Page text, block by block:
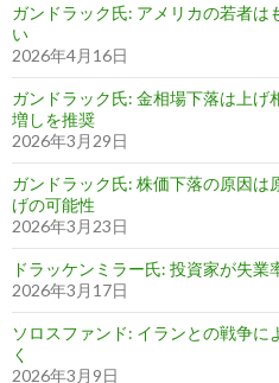
ガンドラック氏: アメリカの若者は
い
2026年4月16日
ガンドラック氏: 金相場下落は上
増しを推奨
2026年3月29日
ガンドラック氏: 株価下落の原因は
げの可能性
2026年3月23日
ドラッケンミラー氏: 投資家が失業
2026年3月17日
ソロスファンド: イランとの戦争
く
2026年3月9日